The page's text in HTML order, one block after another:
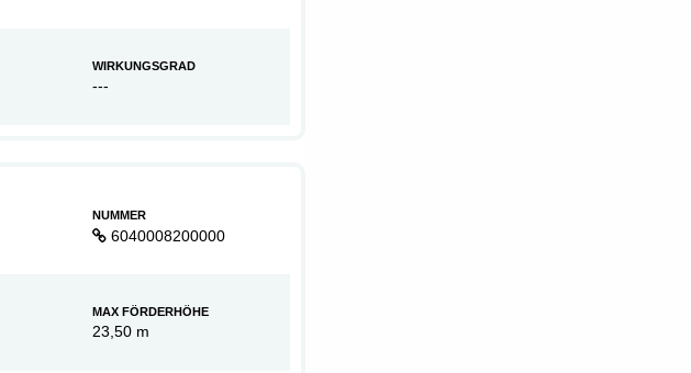
WIRKUNGSGRAD
---
NUMMER
6040008200000
MAX FÖRDERHÖHE
23,50 m